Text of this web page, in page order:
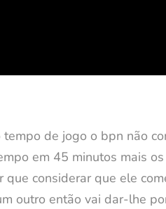
de jogo o bpn não
em 45 minutos mais
considerar que ele
outro então vai dar-lhe